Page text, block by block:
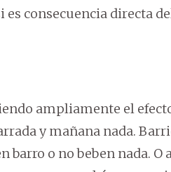
es consecuencia directa
ampliamente el
y mañana nada.
barro o no beben nada.